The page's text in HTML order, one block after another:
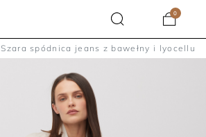
0
Szara spódnica jeans z bawełny i lyocellu